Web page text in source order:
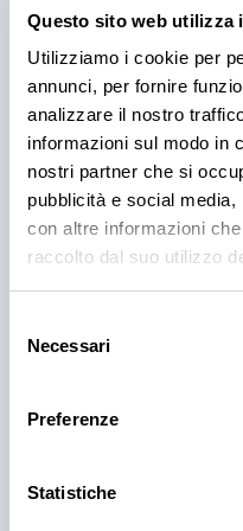
Questo sito web utilizza
Utilizziamo i cookie per
annunci, per fornire
analizzare il nostro
informazioni sul modo in
nostri partner che si
pubblicità e social
con altre informazioni
raccolto dal suo utilizzo
delNecessari
Preferenze
Statistiche
Scopri come preparare
tuo locale, dal rub alla
proposte fresche e
3 ago 2026